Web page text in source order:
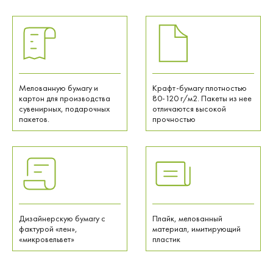
Мелованную бумагу и
картон для производства
сувенирных, подарочных
пакетов.
Крафт-бумагу плотностью
80-120 г/м2. Пакеты из нее
отличаются высокой
прочностью
Дизайнерскую бумагу с
фактурой «лен»,
«микровельвет»
Плайк, мелованный
материал, имитирующий
пластик